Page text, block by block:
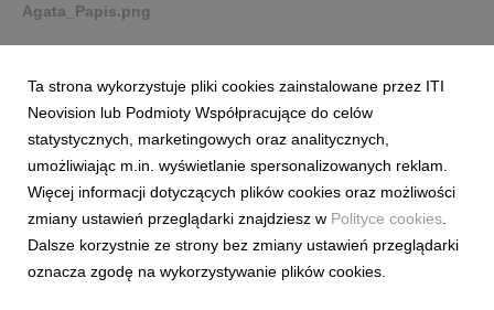
Agata_Papis.png
Ania_Gryglewicz.png
grafika|1,06 MB
Ta strona wykorzystuje pliki cookies zainstalowane przez ITI
Neovision lub Podmioty Współpracujące do celów
statystycznych, marketingowych oraz analitycznych,
umożliwiając m.in. wyświetlanie spersonalizowanych reklam.
Więcej informacji dotyczących plików cookies oraz możliwości
zmiany ustawień przeglądarki znajdziesz w Polityce cookies
Dalsze korzystnie ze strony bez zmiany ustawień przeglądarki
oznacza zgodę na wykorzystywanie plików cookies.